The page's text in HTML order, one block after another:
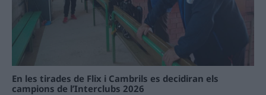
En les tirades de Flix i Cambrils es decidiran els
campions de l’Interclubs 2026